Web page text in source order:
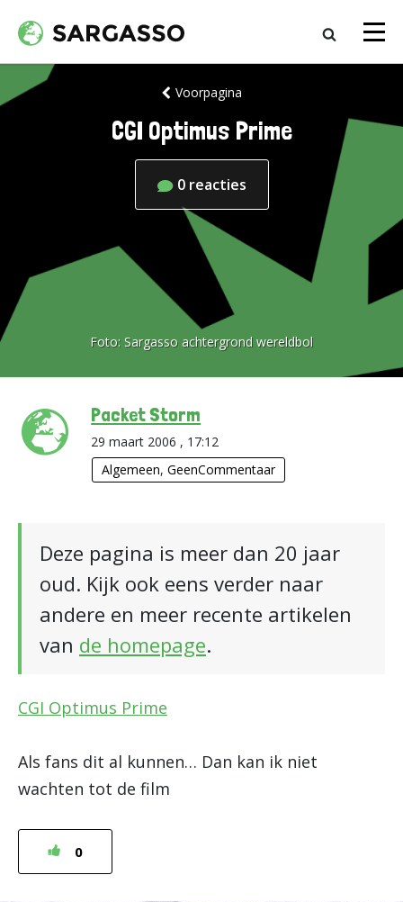
Voorpagina
CGI Optimus Prime
0 reacties
Foto: Sargasso achtergrond wereldbol
Packet Storm
29 maart 2006 , 17:12
Algemeen,GeenCommentaar
Deze pagina is meer dan 20 jaar
oud. Kijk ook eens verder naar
andere en meer recente artikelen
van de homepage.
CGI Optimus Prime
Als fans dit al kunnen… Dan kan ik niet
wachten tot de film
0